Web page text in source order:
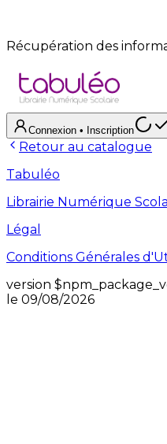
Récupération des
Connexion • Inscription
Retour au catalogue
Tabuléo
Librairie Numérique
Légal
Conditions Générales
version
le 09/08/2026